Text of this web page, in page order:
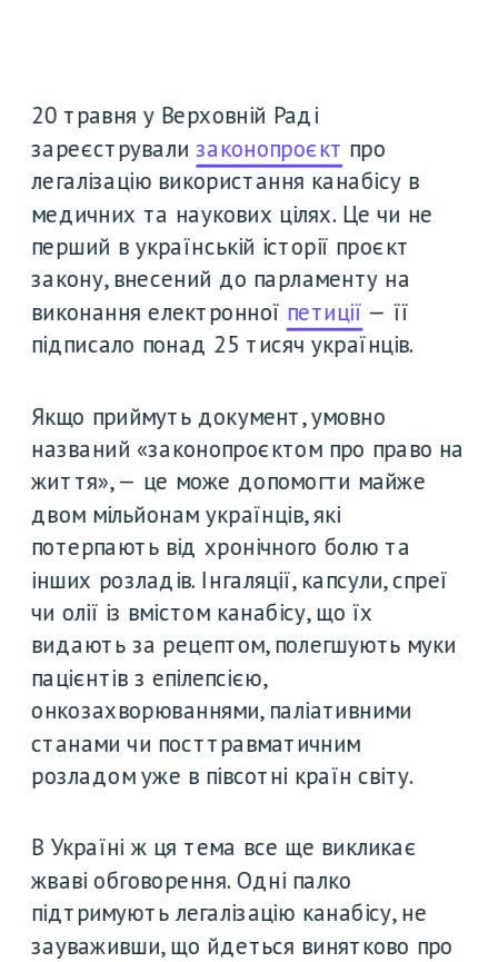
20 травня у Верховній Раді
зареєстрували законопроєкт про
легалізацію використання канабісу в
медичних та наукових цілях. Це чи не
перший в українській історії проєкт
закону, внесений до парламенту на
виконання електронної петиції — її
підписало понад 25 тисяч українців.
Якщо приймуть документ, умовно
названий «законопроєктом про право на
життя», — це може допомогти майже
двом мільйонам українців, які
потерпають від хронічного болю та
інших розладів. Інгаляції, капсули, спреї
чи олії із вмістом канабісу, що їх
видають за рецептом, полегшують муки
пацієнтів з епілепсією,
онкозахворюваннями, паліативними
станами чи посттравматичним
розладом уже в півсотні країн світу.
В Україні ж ця тема все ще викликає
жваві обговорення. Одні палко
підтримують легалізацію канабісу, не
зауваживши, що йдеться винятково про